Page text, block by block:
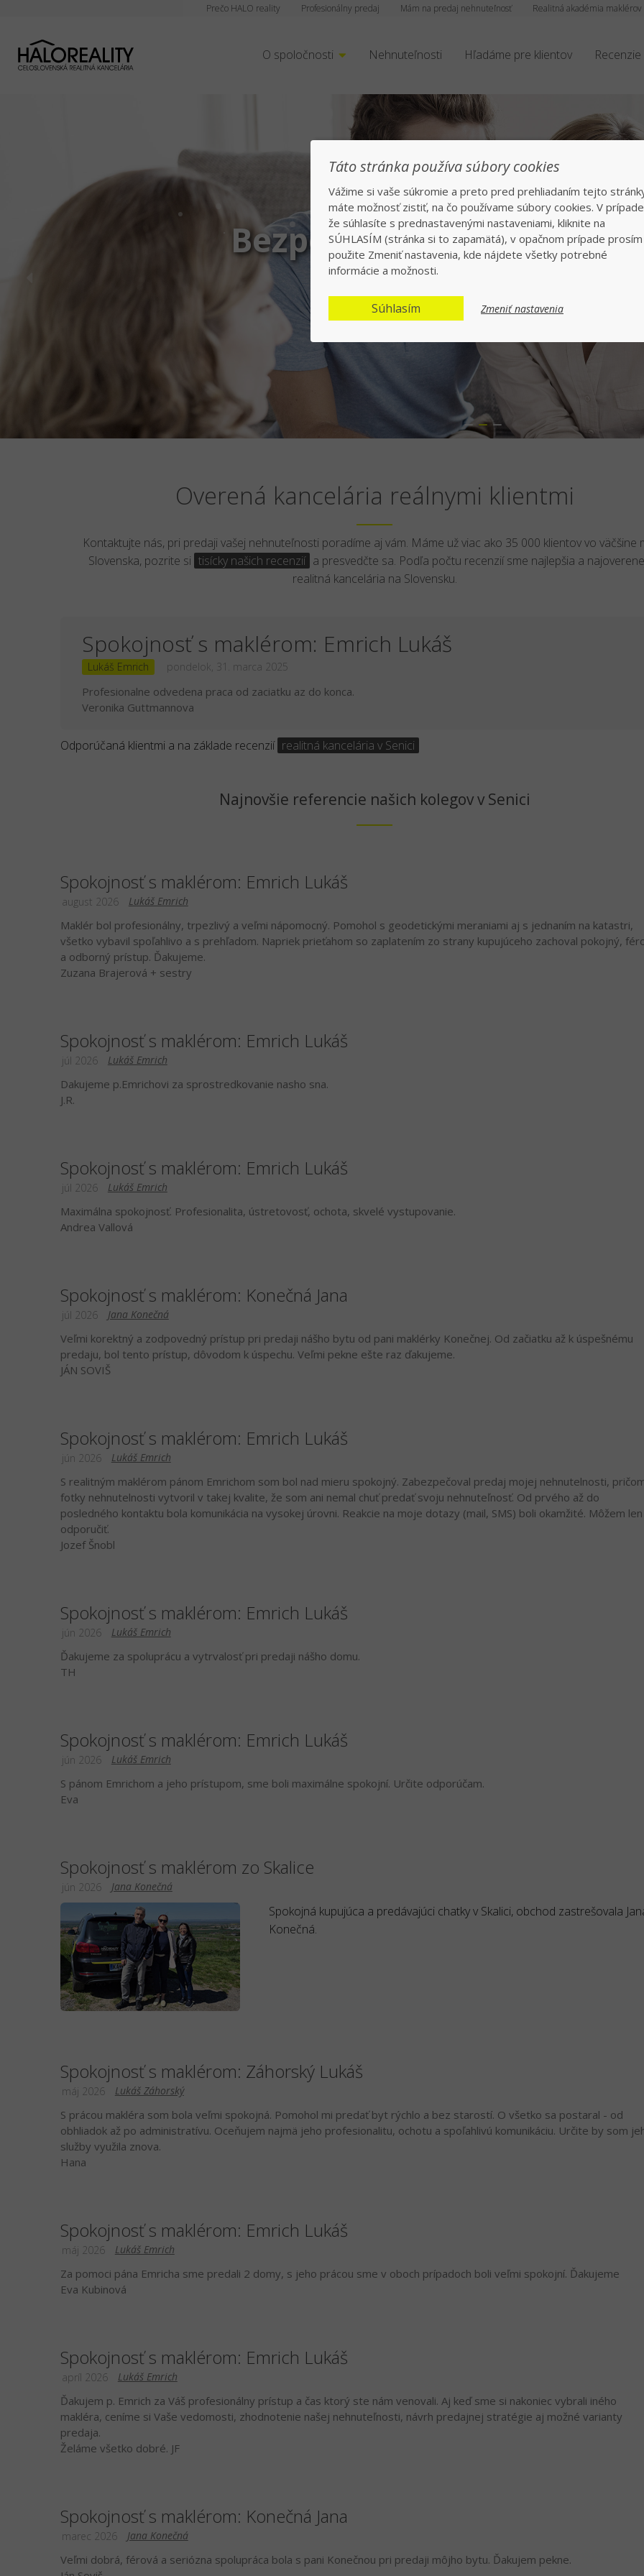
Realitná akadémia maklérov
Mám na predaj nehnuteľnosť
Profesionálny predaj
Prečo HALO reality
O spoločnosti Nehnuteľnosti Hľadáme pre klientov Recenzie
Bezpečný a rýchly
Jednotka v realitách na slovenskom trhu
Overená kancelária reálnymi klientmi
Kontaktujte nás, pri predaji vašej nehnuteľnosti poradíme aj vám. Máme už viac ako 35 000 klientov vo väčšine
Slovenska, pozrite si tisícky našich recenzií a presvedčte sa. Podľa počtu recenzií sme najlepšia a
realitná kancelária na Slovensku.
Spokojnosť s maklérom: Emrich Lukáš
Lukáš Emrich pondelok, 31. marca 2025
Profesionalne odvedena praca od zaciatku az do konca.
Veronika Guttmannova
Odporúčaná klientmi a na základe recenzií realitná kancelária v Senici
Najnovšie referencie našich kolegov v Senici
Spokojnosť s maklérom: Emrich Lukáš
Lukáš Emrich
august 2026
Maklér bol profesionálny, trpezlivý a veľmi nápomocný. Pomohol s geodetickými meraniami aj s jednaním na katastri,
všetko vybavil spoľahlivo a s prehľadom. Napriek prieťahom so zaplatením zo strany kupujúceho zachoval pokojný,
a odborný prístup. Ďakujeme.
Zuzana Brajerová + sestry
Spokojnosť s maklérom: Emrich Lukáš
Lukáš Emrich
júl 2026
Dakujeme p.Emrichovi za sprostredkovanie nasho sna.
J.R.
Spokojnosť s maklérom: Emrich Lukáš
Lukáš Emrich
júl 2026
Maximálna spokojnosť. Profesionalita, ústretovosť, ochota, skvelé vystupovanie.
Andrea Vallová
Spokojnosť s maklérom: Konečná Jana
Jana Konečná
júl 2026
Veľmi korektný a zodpovedný prístup pri predaji nášho bytu od pani maklérky Konečnej. Od začiatku až k úspešnému
predaju, bol tento prístup, dôvodom k úspechu. Veľmi pekne ešte raz ďakujeme.
JÁN SOVIŠ
Spokojnosť s maklérom: Emrich Lukáš
Lukáš Emrich
jún 2026
S realitným maklérom pánom Emrichom som bol nad mieru spokojný. Zabezpečoval predaj mojej nehnutelnosti,
fotky nehnutelnosti vytvoril v takej kvalite, že som ani nemal chuť predať svoju nehnuteľnosť. Od prvého až do
posledného kontaktu bola komunikácia na vysokej úrovni. Reakcie na moje dotazy (mail, SMS) boli okamžité. Môžem len
odporučiť.
Jozef Šnobl
Spokojnosť s maklérom: Emrich Lukáš
Lukáš Emrich
jún 2026
Ďakujeme za spoluprácu a vytrvalosť pri predaji nášho domu.
TH
Spokojnosť s maklérom: Emrich Lukáš
Lukáš Emrich
jún 2026
S pánom Emrichom a jeho prístupom, sme boli maximálne spokojní. Určite odporúčam.
Eva
Spokojnosť s maklérom zo Skalice
Jana Konečná
jún 2026
Spokojná kupujúca a predávajúci chatky v Skalici, obchod zastrešovala
Konečná.
Spokojnosť s maklérom: Záhorský Lukáš
Lukáš Záhorský
máj 2026
S prácou makléra som bola veľmi spokojná. Pomohol mi predať byt rýchlo a bez starostí. O všetko sa postaral - od
obhliadok až po administratívu. Oceňujem najmä jeho profesionalitu, ochotu a spoľahlivú komunikáciu. Určite by som
služby využila znova.
Hana
Spokojnosť s maklérom: Emrich Lukáš
Lukáš Emrich
máj 2026
Za pomoci pána Emricha sme predali 2 domy, s jeho prácou sme v oboch prípadoch boli veľmi spokojní. Ďakujeme
Eva Kubinová
Spokojnosť s maklérom: Emrich Lukáš
Lukáš Emrich
apríl 2026
Ďakujem p. Emrich za Váš profesionálny prístup a čas ktorý ste nám venovali. Aj keď sme si nakoniec vybrali iného
makléra, ceníme si Vaše vedomosti, zhodnotenie našej nehnuteľnosti, návrh predajnej stratégie aj možné varianty
predaja.
Želáme všetko dobré. JF
Spokojnosť s maklérom: Konečná Jana
Jana Konečná
marec 2026
Veľmi dobrá, férová a seriózna spolupráca bola s pani Konečnou pri predaji môjho bytu. Ďakujem pekne.
Táto stránka používa súbory cookies
Vážime si vaše súkromie a preto pred prehliadaním tejto
máte možnosť zistiť, na čo používame súbory cookies. V
že súhlasíte s prednastavenými nastaveniami, kliknite na
SÚHLASÍM (stránka si to zapamätá), v opačnom prípade prosím
použite Zmeniť nastavenia, kde nájdete všetky potrebné
informácie a možnosti.
Súhlasím Zmeniť nastavenia